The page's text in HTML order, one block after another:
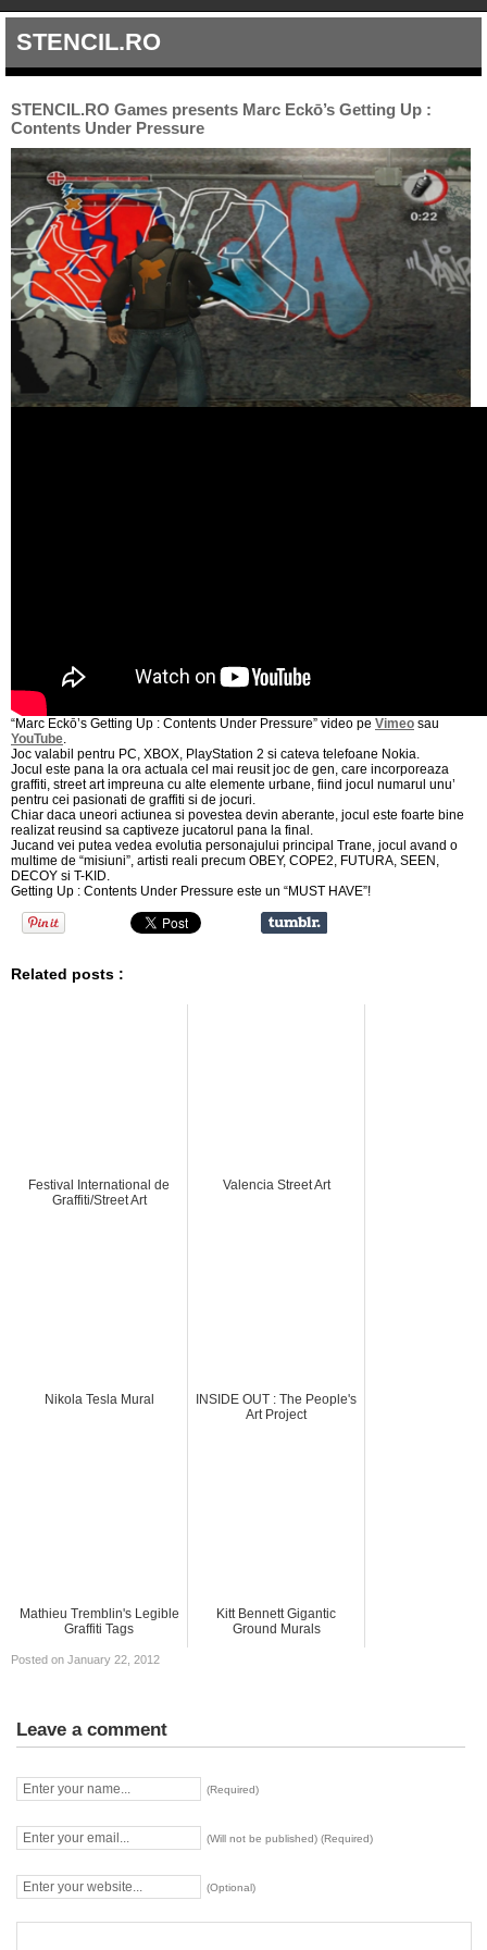
STENCIL.RO
STENCIL.RO Games presents Marc Eckō’s Getting Up :
Contents Under Pressure
“Marc Eckō’s Getting Up : Contents Under Pressure” video pe Vimeo sau
YouTube
Joc valabil pentru PC, XBOX, PlayStation 2 si cateva telefoane Nokia.
Jocul este pana la ora actuala cel mai reusit joc de gen, care incorporeaza
graffiti, street art impreuna cu alte elemente urbane, fiind jocul numarul unu’
pentru cei pasionati de graffiti si de jocuri.
Chiar daca uneori actiunea si povestea devin aberante, jocul este foarte bine
realizat reusind sa captiveze jucatorul pana la final.
Jucand vei putea vedea evolutia personajului principal Trane, jocul avand o
multime de “misiuni”, artisti reali precum OBEY, COPE2, FUTURA, SEEN,
DECOY si T-KID.
Getting Up : Contents Under Pressure este un “MUST HAVE”!
Related posts :
Festival International de
Graffiti/Street Art
Valencia Street Art
Nikola Tesla Mural
INSIDE OUT : The People's
Art Project
Mathieu Tremblin's Legible
Graffiti Tags
Kitt Bennett Gigantic
Ground Murals
Posted on January 22, 2012
Leave a comment
(Required)
(Will not be published) (Required)
(Optional)